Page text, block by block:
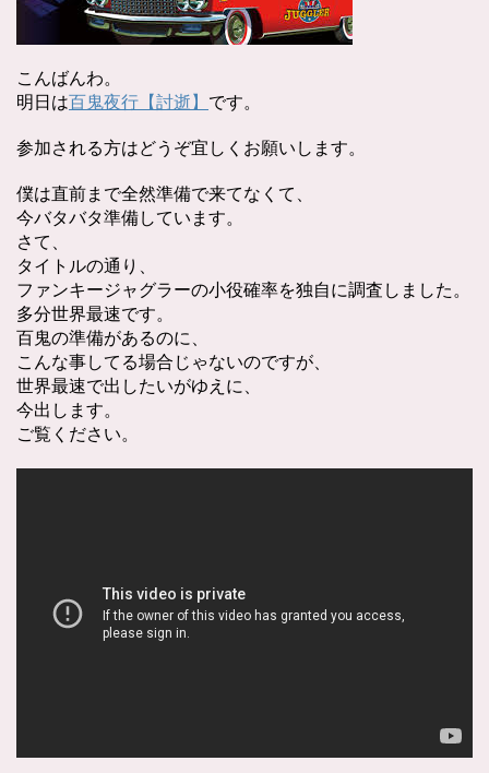
こんばんわ。
明日は百鬼夜行【討逝】 です。
参加される方はどうぞ宜しくお願いします。
僕は直前まで全然準備で来てなくて、
今バタバタ準備しています。
さて、
タイトルの通り、
ファンキージャグラーの小役確率を独自に調査しました。
多分世界最速です。
百鬼の準備があるのに、
こんな事してる場合じゃないのですが、
世界最速で出したいがゆえに、
今出します。
ご覧ください。